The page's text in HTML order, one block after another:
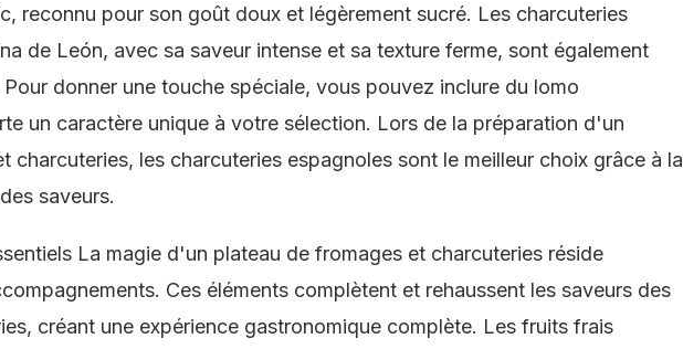
reconnu pour son goût doux et légèrement sucré. Les charcuteries
de León, avec sa saveur intense et sa texture ferme, sont également
donner une touche spéciale, vous pouvez inclure du lomo
un caractère unique à votre sélection. Lors de la préparation d'un
charcuteries, les charcuteries espagnoles sont le meilleur choix grâce à la
saveurs.
La magie d'un plateau de fromages et charcuteries réside
Ces éléments complètent et rehaussent les saveurs des
créant une expérience gastronomique complète. Les fruits frais